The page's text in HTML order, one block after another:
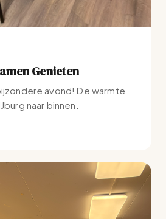
Genieten
avond! De warmte
naar binnen.